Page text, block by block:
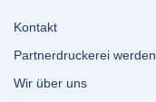
Kontakt
Partnerdruckerei werden
Wir über uns